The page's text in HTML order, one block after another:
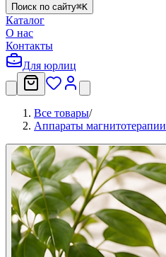
Поиск по сайту⌘K
Каталог
О нас
Контакты
Для юрлиц
Все товары/
Аппараты магнитотерапии